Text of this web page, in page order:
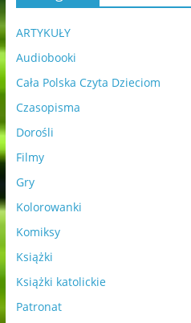
ARTYKUŁY
Audiobooki
Cała Polska Czyta Dzieciom
Czasopisma
Dorośli
Filmy
Gry
Kolorowanki
Komiksy
Książki
Książki katolickie
Patronat